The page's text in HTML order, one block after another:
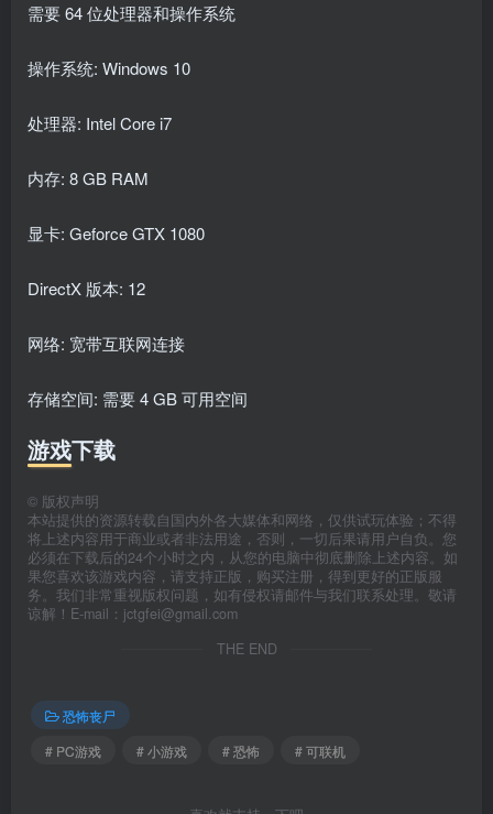
需要 64 位处理器和操作系统
操作系统: Windows 10
处理器: Intel Core i7
内存: 8 GB RAM
显卡: Geforce GTX 1080
DirectX 版本: 12
网络: 宽带互联网连接
存储空间: 需要 4 GB 可用空间
游戏下载
© 版权声明
本站提供的资源转载自国内外各大媒体和网络，仅供试玩体验；不得
将上述内容用于商业或者非法用途，否则，一切后果请用户自负。您
必须在下载后的24个小时之内，从您的电脑中彻底删除上述内容。如
果您喜欢该游戏内容，请支持正版，购买注册，得到更好的正版服
务。我们非常重视版权问题，如有侵权请邮件与我们联系处理。敬请
谅解！E-mail：jctgfei@gmail.com
THE END
恐怖丧尸
# PC游戏
# 小游戏 # 恐怖 # 可联机